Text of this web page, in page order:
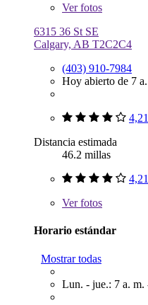
Verfotos
6315 36 St SE
Calgary, AB T2C2C4
(403) 910-7984
Hoy abierto de 7
Distancia estimada
46.2 millas
Verfotos
Horario estándar
Mostrar todas
Lun. - jue.: 7 a. m.